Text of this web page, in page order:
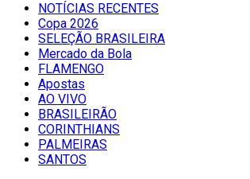
NOTÍCIAS RECENTES
Copa 2026
SELEÇÃO BRASILEIRA
Mercado da Bola
FLAMENGO
Apostas
AO VIVO
BRASILEIRÃO
CORINTHIANS
PALMEIRAS
SANTOS